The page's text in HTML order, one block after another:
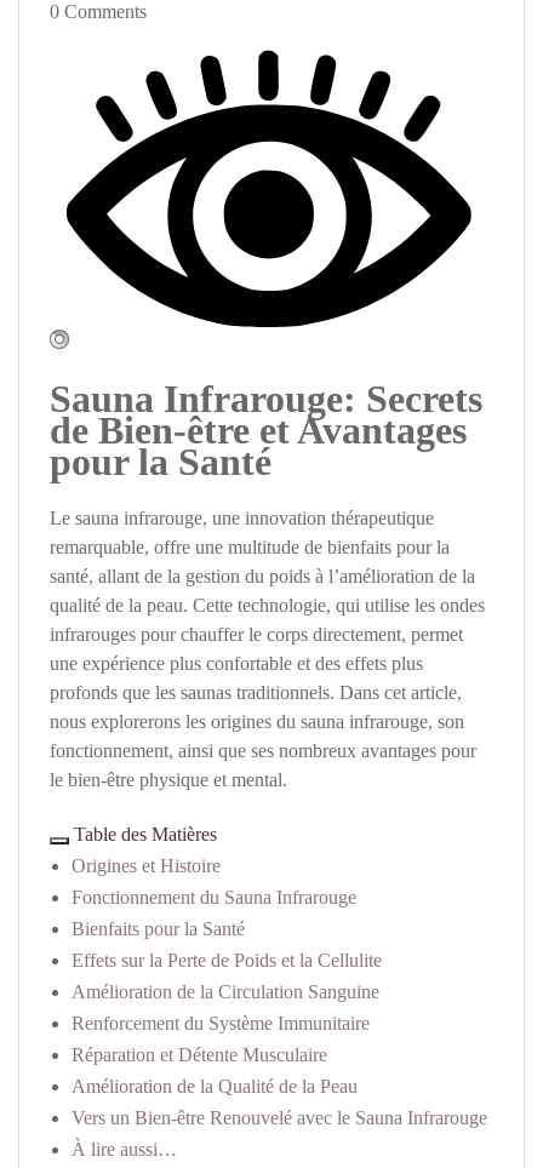
0 Comments
Sauna Infrarouge: Secrets
de Bien-être et Avantages
pour la Santé
Le sauna infrarouge, une innovation thérapeutique
remarquable, offre une multitude de bienfaits pour la
santé, allant de la gestion du poids à l’amélioration de la
qualité de la peau. Cette technologie, qui utilise les ondes
infrarouges pour chauffer le corps directement, permet
une expérience plus confortable et des effets plus
profonds que les saunas traditionnels. Dans cet article,
nous explorerons les origines du sauna infrarouge, son
fonctionnement, ainsi que ses nombreux avantages pour
le bien-être physique et mental.
Table des Matières
Origines et Histoire
Fonctionnement du Sauna Infrarouge
Bienfaits pour la Santé
Effets sur la Perte de Poids et la Cellulite
Amélioration de la Circulation Sanguine
Renforcement du Système Immunitaire
Réparation et Détente Musculaire
Amélioration de la Qualité de la Peau
Vers un Bien-être Renouvelé avec le Sauna Infrarouge
À lire aussi…